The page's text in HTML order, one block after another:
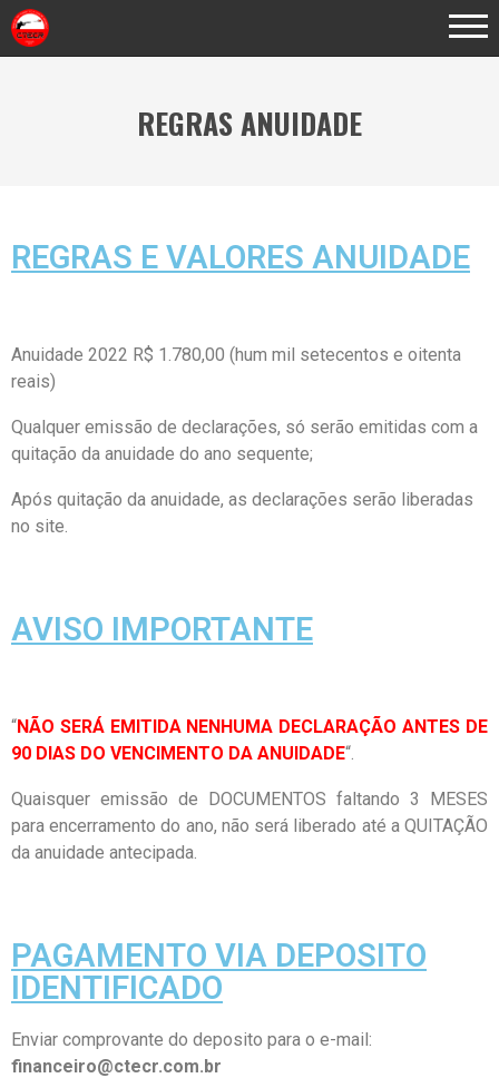
REGRAS ANUIDADE
REGRAS E VALORES ANUIDADE
Anuidade 2022 R$ 1.780,00 (hum mil setecentos e oitenta
reais)
Qualquer emissão de declarações, só serão emitidas com a
quitação da anuidade do ano sequente;
Após quitação da anuidade, as declarações serão liberadas
no site.
AVISO IMPORTANTE
“NÃO SERÁ EMITIDA NENHUMA DECLARAÇÃO ANTES DE
90 DIAS DO VENCIMENTO DA ANUIDADE“.
Quaisquer emissão de DOCUMENTOS faltando 3 MESES
para encerramento do ano, não será liberado até a QUITAÇÃO
da anuidade antecipada.
PAGAMENTO VIA DEPOSITO
IDENTIFICADO
Enviar comprovante do deposito para o e-mail:
financeiro@ctecr.com.br